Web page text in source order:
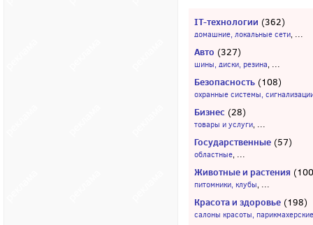
IT-технологии (362)
домашние, локальные сети, ...
Авто (327)
шины, диски, резина, ...
Безопасность (108)
охранные системы,
Бизнес (28)
товары и услуги, ...
Государственные (57)
областные, ...
Животные и растения
питомники, клубы, ...
Красота и здоровье (198)
салоны красоты, парикмахерские